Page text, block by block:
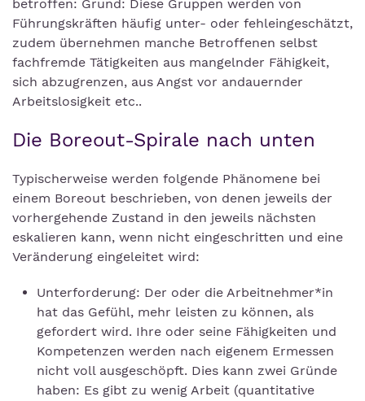
betroffen: Grund: Diese Gruppen werden von
Führungskräften häufig unter- oder fehleingeschätzt,
zudem übernehmen manche Betroffenen selbst
fachfremde Tätigkeiten aus mangelnder Fähigkeit,
sich abzugrenzen, aus Angst vor andauernder
Arbeitslosigkeit etc..
Die Boreout-Spirale nach unten
Typischerweise werden folgende Phänomene bei
einem Boreout beschrieben, von denen jeweils der
vorhergehende Zustand in den jeweils nächsten
eskalieren kann, wenn nicht eingeschritten und eine
Veränderung eingeleitet wird:
Unterforderung: Der oder die Arbeitnehmer*in
hat das Gefühl, mehr leisten zu können, als
gefordert wird. Ihre oder seine Fähigkeiten und
Kompetenzen werden nach eigenem Ermessen
nicht voll ausgeschöpft. Dies kann zwei Gründe
haben: Es gibt zu wenig Arbeit (quantitative